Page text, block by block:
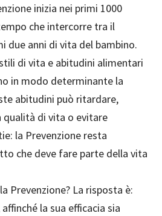
inizia nei primi 1000
che intercorre tra il
due anni di vita del bambino.
di vita e abitudini alimentari
in modo determinante la
abitudini può ritardare,
qualità di vita o evitare
la Prevenzione resta
che deve fare parte della vita
Prevenzione? La risposta è:
la sua efficacia sia